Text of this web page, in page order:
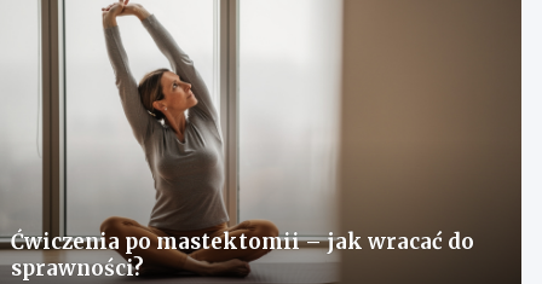
Ćwiczenia po mastektomii – jak wracać do
sprawności?